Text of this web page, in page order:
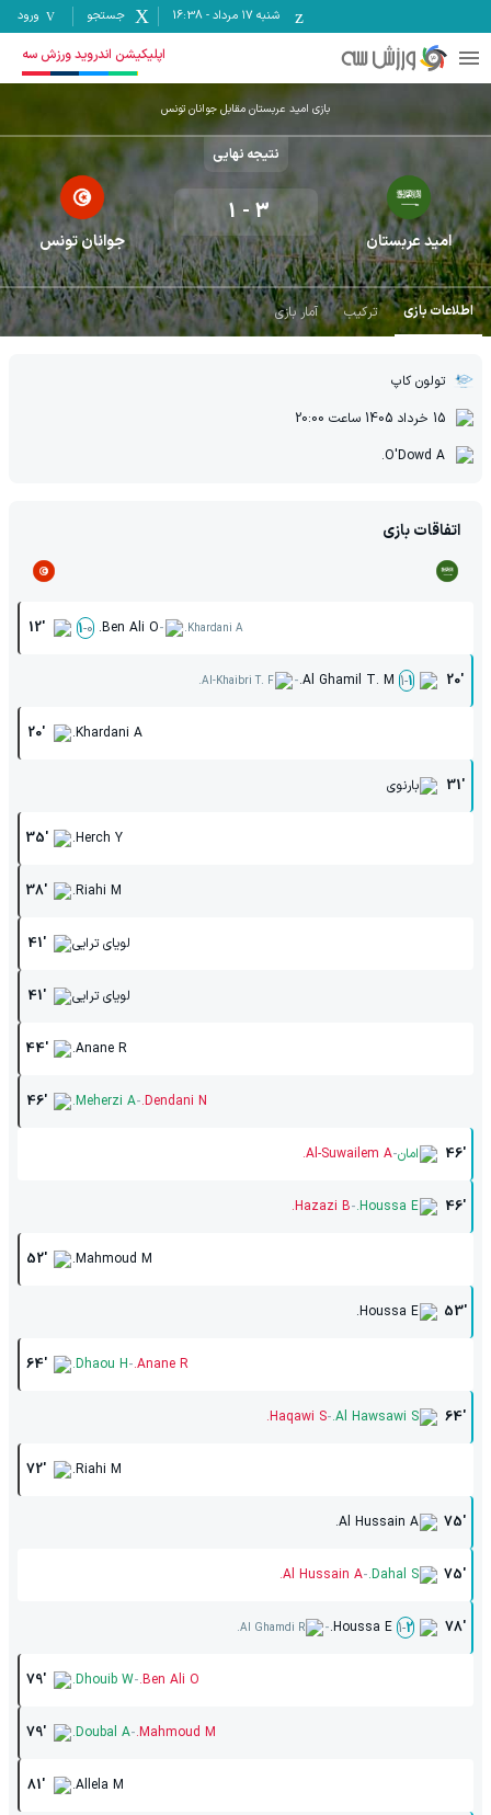
شنبه ۱۷ مرداد -
16:38 جستجو ورود
اپلیکیشن اندروید ورزش سه
بازی امید عربستان مقابل جوانان تونس
نتیجه نهایی
امید عربستان
3
-
1
جوانان تونس
اطلاعات بازی ترکیب آمار بازی
تولون کاپ
15 خرداد 1405
ساعت 20:00
O'Dowd A.
اتفاقات بازی
12' 0
-
1 Ben Ali O.- Khardani A.
20'
1
-
1
Al Ghamil T. M.
-
Al-Khaibri T. F.
20' Khardani A.
31' بارنوی
35' Herch Y.
38' Riahi M.
41' لویای ترایی
41' لویای ترایی
44' Anane R.
46' Meherzi A.- Dendani N.
46' امان-
Al-Suwailem A.
46'
Houssa E.
-
Hazazi B.
52' Mahmoud M.
53'
Houssa E.
64' Dhaou H.- Anane R.
64'
Al Hawsawi S.
-
Haqawi S.
72' Riahi M.
75'
Al Hussain A.
75'
Dahal S.
-
Al Hussain A.
78'
2
-
1
Houssa E.
-
Al Ghamdi R.
79' Dhouib W.- Ben Ali O.
79' Doubal A.- Mahmoud M.
81' Allela M.